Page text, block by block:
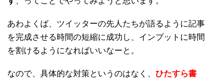
あわよくば、ツイッターの先人たちが語るように記事
を完成させる時間の短縮に成功し、インプットに時間
を割けるようになればいいなーと。
なので、具体的な対策というのはなく、 ひたすら書